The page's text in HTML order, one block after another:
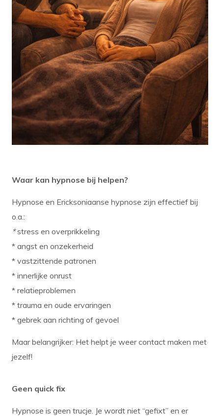
Waar kan hypnose bij helpen?
Hypnose en Ericksoniaanse hypnose zijn effectief bij
o.a.:
*stress en overprikkeling
* angst en onzekerheid
* vastzittende patronen
* innerlijke onrust
* relatieproblemen
* trauma en oude ervaringen
* gebrek aan richting of gevoel
Maar belangrijker: Het helpt je weer contact maken met
jezelf!
Geen quick fix
Hypnose is geen trucje. Je wordt niet “gefixt” en er